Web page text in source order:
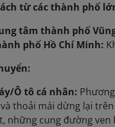
từ các thành phố
tâm thành phố
phố Hồ Chí Minh:
Ô tô cá nhân:
thoải mái dừng lại
những cung đường ven